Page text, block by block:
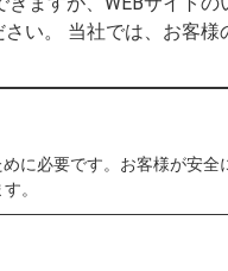
お客様
さい。 当社では、お客
に必要です。お客様が安全
。